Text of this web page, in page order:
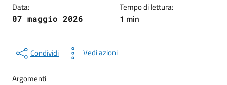
Data:
07 maggio 2026
Tempo di lettura:
1 min
Condividi Vedi azioni
Argomenti